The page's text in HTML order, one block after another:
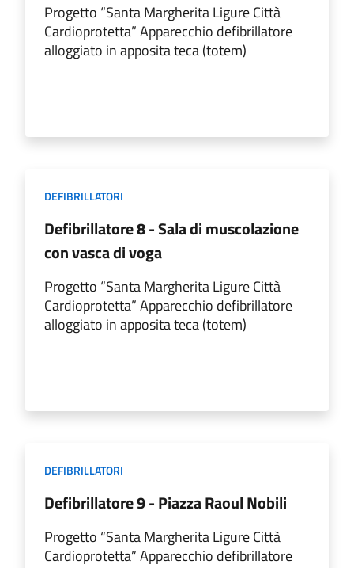
Progetto “Santa Margherita Ligure Città
Cardioprotetta” Apparecchio defibrillatore
alloggiato in apposita teca (totem)
DEFIBRILLATORI
Defibrillatore 8 - Sala di muscolazione
con vasca di voga
Progetto “Santa Margherita Ligure Città
Cardioprotetta” Apparecchio defibrillatore
alloggiato in apposita teca (totem)
DEFIBRILLATORI
Defibrillatore 9 - Piazza Raoul Nobili
Progetto “Santa Margherita Ligure Città
Cardioprotetta” Apparecchio defibrillatore